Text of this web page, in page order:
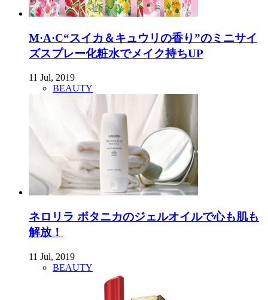
M·A·C“スイカ＆キュウリの香り”のミニサイ
ズスプレー化粧水でメイク持ちUP
11 Jul, 2019
BEAUTY
ネロリラ ボタニカのジェルオイルで心も肌も
解放！
11 Jul, 2019
BEAUTY